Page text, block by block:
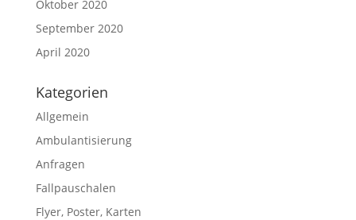
Oktober 2020
September 2020
April 2020
Kategorien
Allgemein
Ambulantisierung
Anfragen
Fallpauschalen
Flyer, Poster, Karten